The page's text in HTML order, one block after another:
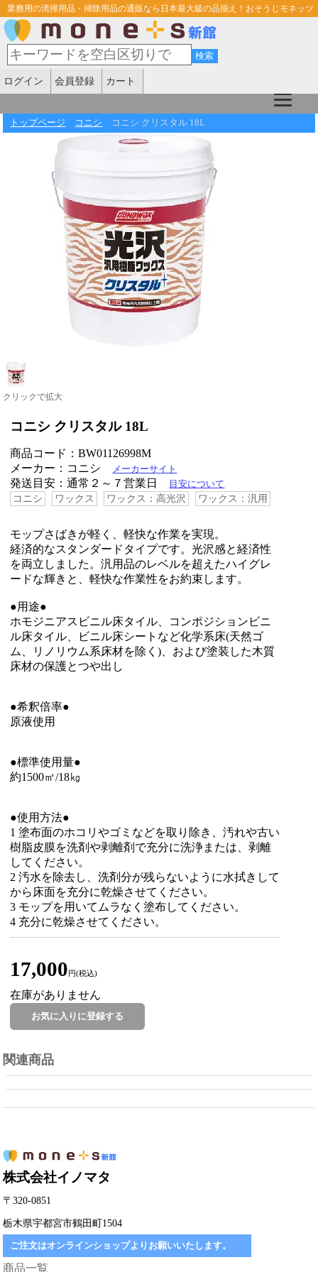
業務用の清掃用品・掃除用品の通販なら日本最大級の品揃え！おそうじモネッツ
ログイン 会員登録 カート
トップページ コニシ コニシ クリスタル 18L
クリックで拡大
コニシ クリスタル 18L
商品コード：BW01126998M
メーカー：コニシ
メーカーサイト
発送目安：通常２～７営業日 目安について
コニシ ワックス ワックス：高光沢 ワックス：汎用
モップさばきが軽く、軽快な作業を実現。
経済的なスタンダードタイプです。光沢感と経済性
を両立しました。汎用品のレベルを超えたハイグレ
ードな輝きと、軽快な作業性をお約束します。
●用途●
ホモジニアスビニル床タイル、コンポジションビニ
ル床タイル、ビニル床シートなど化学系床(天然ゴ
ム、リノリウム系床材を除く)、および塗装した木質
床材の保護とつや出し
●希釈倍率●
原液使用
●標準使用量●
約1500㎡/18㎏
●使用方法●
1 塗布面のホコリやゴミなどを取り除き、汚れや古い
樹脂皮膜を洗剤や剥離剤で充分に洗浄または、剥離
してください。
2 汚水を除去し、洗剤分が残らないように水拭きして
から床面を充分に乾燥させてください。
3 モップを用いてムラなく塗布してください。
4 充分に乾燥させてください。
17,000 円(税込)
在庫がありません
関連商品
株式会社イノマタ
〒320-0851
栃木県宇都宮市鶴田町1504
ご注文はオンラインショップよりお願いいたします。
商品一覧